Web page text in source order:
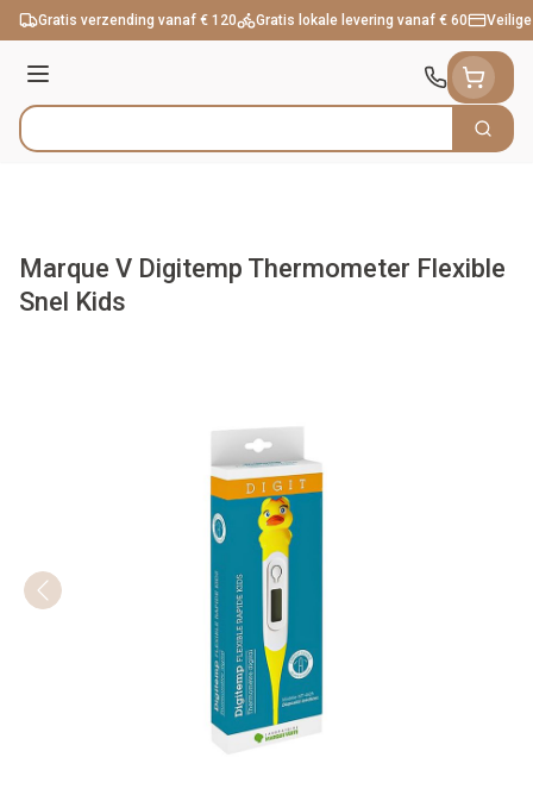
Ga naar de inhoud
Gratis verzending vanaf € 120 Gratis lokale levering vanaf € 60
Menu
Product, merk, categorie... Zoek
Marque V Digitemp Thermometer Flexible
Snel Kids